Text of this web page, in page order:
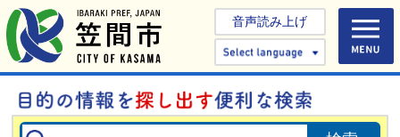
音声読み上げ
Select